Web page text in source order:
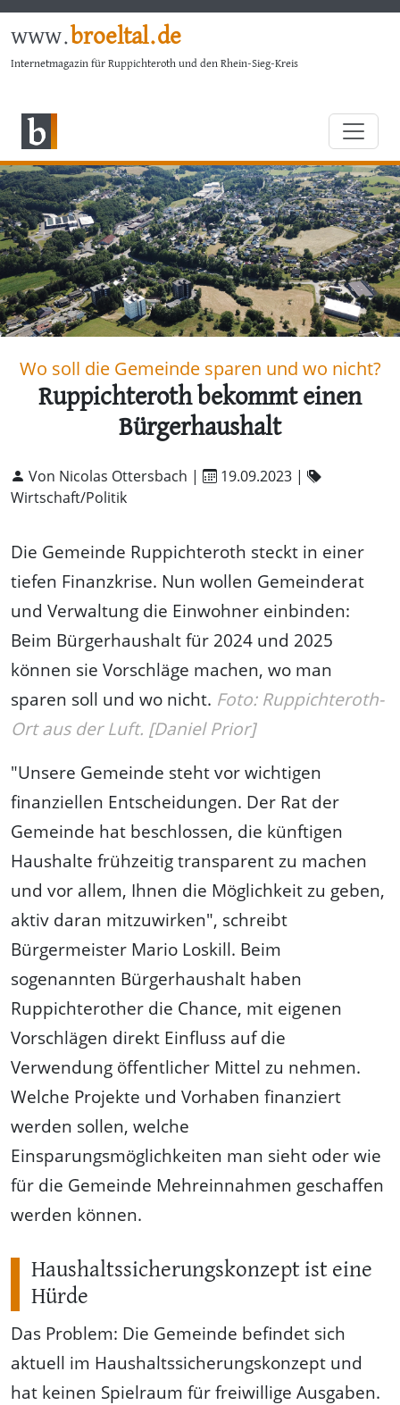
www.broeltal.de
Internetmagazin für Ruppichteroth und den Rhein-Sieg-Kreis
Wo soll die Gemeinde sparen und wo nicht?
Ruppichteroth bekommt einen
Bürgerhaushalt
Von Nicolas Ottersbach | 19.09.2023 |
Wirtschaft/Politik
Die Gemeinde Ruppichteroth steckt in einer
tiefen Finanzkrise. Nun wollen Gemeinderat
und Verwaltung die Einwohner einbinden:
Beim Bürgerhaushalt für 2024 und 2025
können sie Vorschläge machen, wo man
sparen soll und wo nicht. Foto: Ruppichteroth-
Ort aus der Luft. [Daniel Prior]
"Unsere Gemeinde steht vor wichtigen
finanziellen Entscheidungen. Der Rat der
Gemeinde hat beschlossen, die künftigen
Haushalte frühzeitig transparent zu machen
und vor allem, Ihnen die Möglichkeit zu geben,
aktiv daran mitzuwirken", schreibt
Bürgermeister Mario Loskill. Beim
sogenannten Bürgerhaushalt haben
Ruppichterother die Chance, mit eigenen
Vorschlägen direkt Einfluss auf die
Verwendung öffentlicher Mittel zu nehmen.
Welche Projekte und Vorhaben finanziert
werden sollen, welche
Einsparungsmöglichkeiten man sieht oder wie
für die Gemeinde Mehreinnahmen geschaffen
werden können.
Haushaltssicherungskonzept ist eine
Hürde
Das Problem: Die Gemeinde befindet sich
aktuell im Haushaltssicherungskonzept und
hat keinen Spielraum für freiwillige Ausgaben.